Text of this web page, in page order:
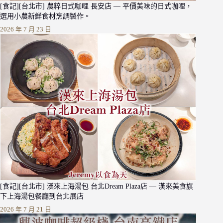
[食記][台北市] 農粹日式咖哩 長安店 — 平價美味的日式咖哩，
選用小農新鮮食材烹調製作。
2026 年 7 月 23 日
[食記][台北市] 漢來上海湯包 台北Dream Plaza店 — 漢來美食旗
下上海湯包餐廳到台北展店
2026 年 7 月 21 日